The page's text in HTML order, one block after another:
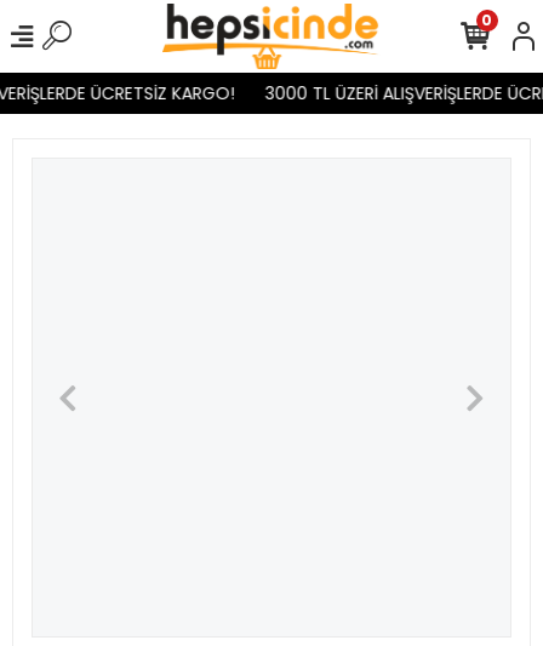
ÜCRETSİZ KARGO! 3000 TL ÜZERİ ALIŞVERİŞLERDE
0